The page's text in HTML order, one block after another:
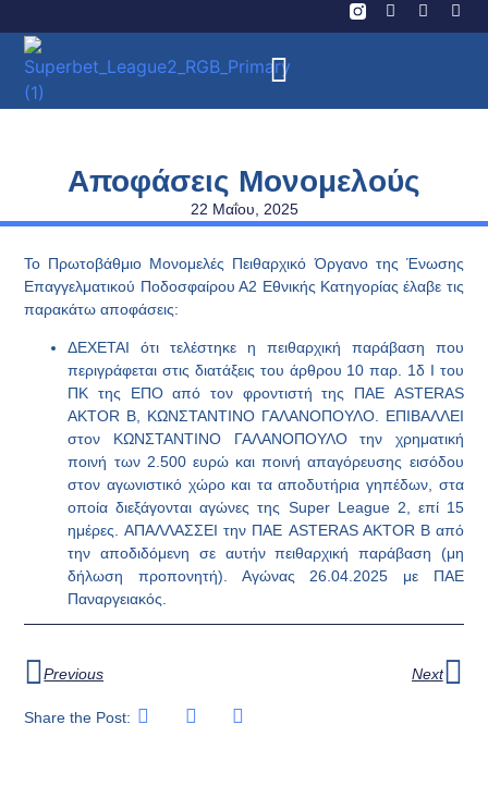
Αποφάσεις Μονομελούς
22 Μαΐου, 2025
Το Πρωτοβάθμιο Μονομελές Πειθαρχικό Όργανο της Ένωσης
Επαγγελματικού Ποδοσφαίρου Α2 Εθνικής Κατηγορίας έλαβε τις
παρακάτω αποφάσεις:
ΔΕΧΕΤΑΙότι τελέστηκε η πειθαρχική παράβαση που
περιγράφεται στις διατάξεις του άρθρου 10 παρ. 1δ Ι του
ΠΚ της ΕΠΟ από τον φροντιστή της ΠΑΕ ASTERAS
AKTOR B, ΚΩΝΣΤΑΝΤΙΝΟ ΓΑΛΑΝΟΠΟΥΛΟ. ΕΠΙΒΑΛΛΕΙ
στον ΚΩΝΣΤΑΝΤΙΝΟ ΓΑΛΑΝΟΠΟΥΛΟτην χρηματική
ποινή των 2.500 ευρώ και ποινή απαγόρευσης εισόδου
στον αγωνιστικό χώρο και τα αποδυτήρια γηπέδων, στα
οποία διεξάγονται αγώνες της Super League 2, επί 15
ημέρες.ΑΠΑΛΛΑΣΣΕΙτην ΠΑΕ ASTERAS AKTOR B από
την αποδιδόμενη σε αυτήν πειθαρχική παράβαση (μη
δήλωση προπονητή). Αγώνας 26.04.2025 με ΠΑΕ
Παναργειακός.
Previous Next
Share the Post: